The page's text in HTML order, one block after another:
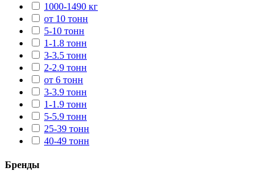
1000-1490 кг
от 10 тонн
5-10 тонн
1-1.8 тонн
3-3.5 тонн
2-2.9 тонн
от 6 тонн
3-3.9 тонн
1-1.9 тонн
5-5.9 тонн
25-39 тонн
40-49 тонн
Бренды